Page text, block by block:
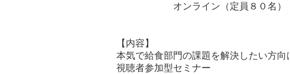
オンライン（定員８０名）
【内容】
本気で給食部門の課題を解決したい方向
視聴者参加型セミナー